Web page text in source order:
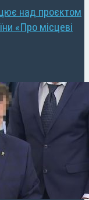
над проєктом
«Про місцеві